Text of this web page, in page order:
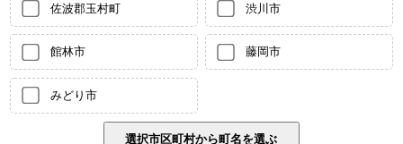
佐波郡玉村町 渋川市
館林市 藤岡市
みどり市